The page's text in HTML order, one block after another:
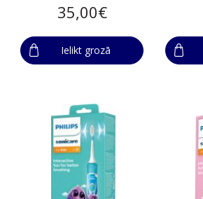
35,00€
Ielikt grozā